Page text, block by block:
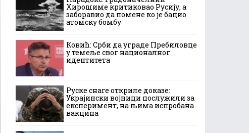
Хирошиме критиковао Русију, а
заборавио да помене ко је бацио
атомску бомбу
Ковић: Срби да уграде Пребиловце
у темеље свог националног
идентитета
Руске снаге откриле доказе:
Украјински војници послужили за
експеримент, на њима испробана
вакцина